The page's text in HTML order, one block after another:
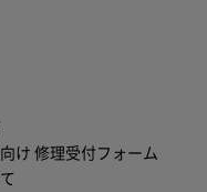
け 修理受付フォーム